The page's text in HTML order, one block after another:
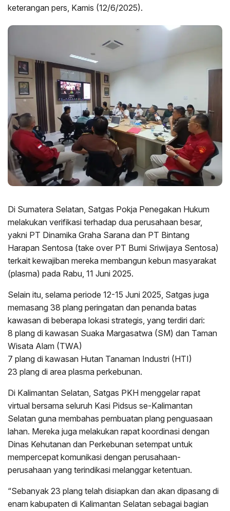
keterangan pers, Kamis (12/6/2025).
Di Sumatera Selatan, Satgas Pokja Penegakan Hukum
melakukan verifikasi terhadap dua perusahaan besar,
yakni PT Dinamika Graha Sarana dan PT Bintang
Harapan Sentosa (take over PT Bumi Sriwijaya Sentosa)
terkait kewajiban mereka membangun kebun masyarakat
(plasma) pada Rabu, 11 Juni 2025.
Selain itu, selama periode 12-15 Juni 2025, Satgas juga
memasang 38 plang peringatan dan penanda batas
kawasan di beberapa lokasi strategis, yang terdiri dari:
8 plang di kawasan Suaka Margasatwa (SM) dan Taman
Wisata Alam (TWA)
7 plang di kawasan Hutan Tanaman Industri (HTI)
23 plang di area plasma perkebunan.
Di Kalimantan Selatan, Satgas PKH menggelar rapat
virtual bersama seluruh Kasi Pidsus se-Kalimantan
Selatan guna membahas pembuatan plang penguasaan
lahan. Mereka juga melakukan rapat koordinasi dengan
Dinas Kehutanan dan Perkebunan setempat untuk
mempercepat komunikasi dengan perusahaan-
perusahaan yang terindikasi melanggar ketentuan.
“Sebanyak 23 plang telah disiapkan dan akan dipasang di
enam kabupaten di Kalimantan Selatan sebagai bagian